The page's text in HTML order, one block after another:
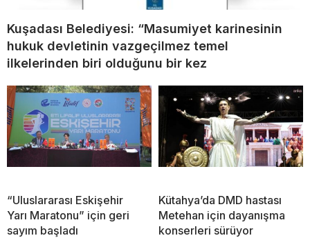
Kuşadası Belediyesi: “Masumiyet karinesinin
hukuk devletinin vazgeçilmez temel
ilkelerinden biri olduğunu bir kez
“Uluslararası Eskişehir
Yarı Maratonu” için geri
sayım başladı
Kütahya’da DMD hastası
Metehan için dayanışma
konserleri sürüyor